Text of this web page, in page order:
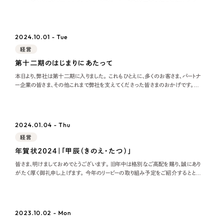
2024.10.01 - Tue
経営
第十二期のはじまりにあたって
本日より、弊社は第十二期に入りました。 これもひとえに、多くのお客さま、パートナ
ー企業の皆さま、その他これまで弊社を支えてくださった皆さまのおかげです。い
2024.01.04 - Thu
経営
年賀状2024｜「甲辰（きのえ・たつ）」
皆さま、明けましておめでとうございます。 旧年中は格別なご高配を賜り、誠にあり
がたく厚く御礼申し上げます。 今年のリーピーの取り組み予定をご紹介するととも
2023.10.02 - Mon